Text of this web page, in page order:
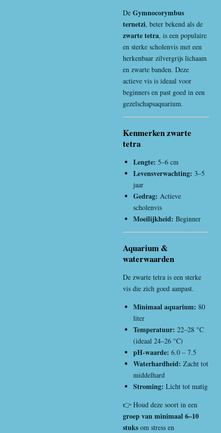
De Gymnocorymbus
ternetzi, beter bekend als de
zwarte tetra, is een populaire
en sterke scholenvis met een
herkenbaar zilvergrijs lichaam
en zwarte banden. Deze
actieve vis is ideaal voor
beginners en past goed in een
gezelschapsaquarium.
Kenmerken zwarte
tetra
Lengte: 5–6 cm
Levensverwachting: 3–5
jaar
Gedrag: Actieve
scholenvis
Moeilijkheid: Beginner
Aquarium &
waterwaarden
De zwarte tetra is een sterke
vis die zich goed aanpast.
Minimaal aquarium: 80
liter
Temperatuur: 22–28 °C
(ideaal 24–26 °C)
pH-waarde: 6.0 – 7.5
Waterhardheid: Zacht tot
middelhard
Stroming: Licht tot matig
👉 Houd deze soort in een
groep van minimaal 6–10
stuks om stress en